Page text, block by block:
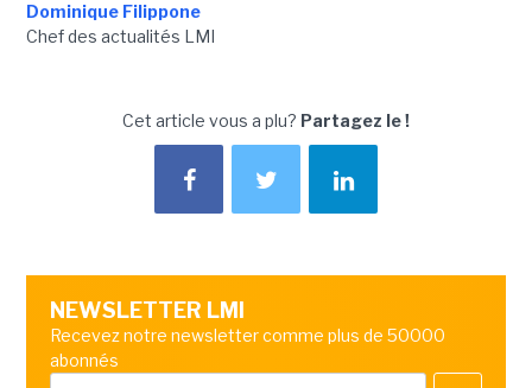
Dominique Filippone
Chef des actualités LMI
Cet article vous a plu? Partagez le !
NEWSLETTER LMI
Recevez notre newsletter comme plus de 50000
abonnés